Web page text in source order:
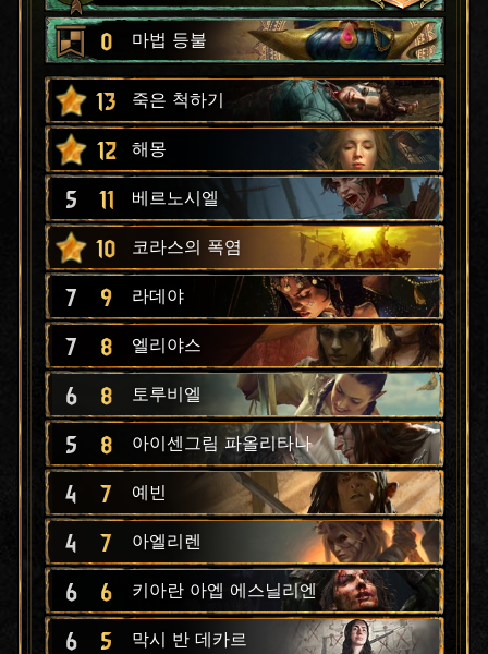
0 마법 등불
13 죽은 척하기
12 해몽
5 11 베르노시엘
10 코라스의 폭염
7 9 라데야
7 8 엘리야스
6 8 토루비엘
5 8 아이센그림 파올리타나
4 7 예빈
4 7 아엘리렌
6 6 키아란 아엡 에스닐리엔
6 5 막시 반 데카르